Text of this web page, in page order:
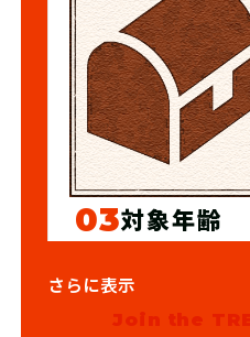
03対象年齢
12歳以上
さらに表示
Join the